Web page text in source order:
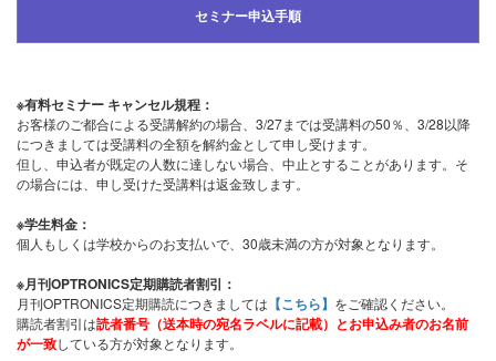
セミナー申込手順
※有料セミナー キャンセル規程：
お客様のご都合による受講解約の場合、3/27までは受講料の50％、3/28以降
につきましては受講料の全額を解約金として申し受けます。
但し、申込者が既定の人数に達しない場合、中止とすることがあります。そ
の場合には、申し受けた受講料は返金致します。
※学生料金：
個人もしくは学校からのお支払いで、30歳未満の方が対象となります。
※月刊OPTRONICS定期購読者割引：
月刊OPTRONICS定期購読につきましては 【こちら】 をご確認ください。
購読者割引は読者番号（送本時の宛名ラベルに記載）とお申込み者のお名前
が一致している方が対象となります。